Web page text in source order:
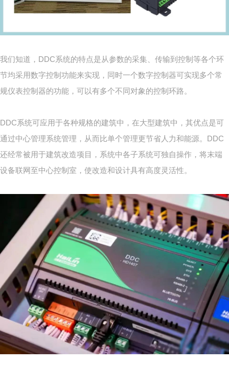
我们知道，DDC系统的特点是从参数的采集、传输到控制等各个环
节均采用数字控制功能来实现，同时一个数字控制器可实现多个常
规仪表控制器的功能，可以有多个不同对象的控制环路。
DDC系统可应用于各种规格的建筑中，在大型建筑中，其优点是可
通过中心管理系统管理，从而比单个管理更节省人力和能源。DDC
还经常被用于建筑改造项目，系统中各子系统可独自操作，将末端
设备联网至中心控制室，使改造和设计具有高度灵活性。